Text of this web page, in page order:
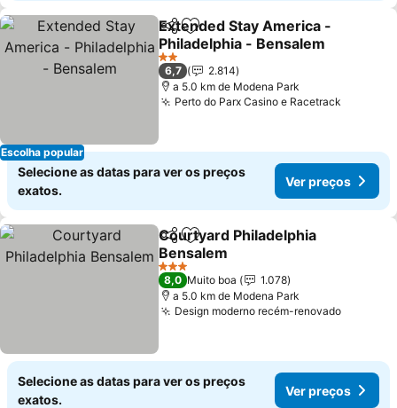
Escolha popular
PartilharAdicionar aos favoritos
Extended Stay America -
Philadelphia - Bensalem
Ver preços
2 Estrelas
6,7
2.814
a 5.0 km de Modena Park
Perto do Parx Casino e Racetrack
Selecione as datas para ver os preços
exatos.
Ver preços
PartilharAdicionar aos favoritos
Courtyard Philadelphia
Bensalem
Ver preços
3 Estrelas
8,0 Muito boa
1.078
a 5.0 km de Modena Park
Design moderno recém-renovadoVer
Selecione as datas para ver os preços
exatos.
Ver preços